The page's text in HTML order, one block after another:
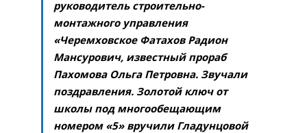
руководитель строительно-
монтажного управления
«Черемховское Фатахов Радион
Мансурович, известный прораб
Пахомова Ольга Петровна. Звучали
поздравления. Золотой ключ от
школы под многообещающим
номером «5» вручили Гладунцовой